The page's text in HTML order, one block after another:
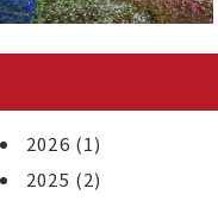
2026 (1)
2025 (2)